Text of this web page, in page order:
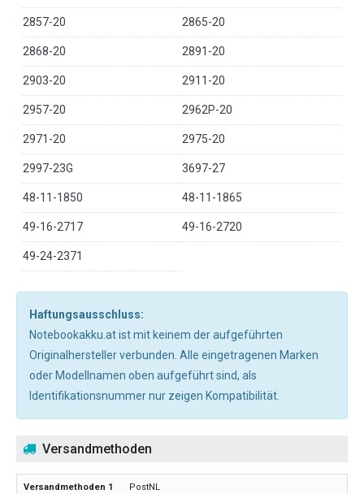
2857-20 2865-20
2868-20 2891-20
2903-20 2911-20
2957-20 2962P-20
2971-20 2975-20
2997-23G 3697-27
48-11-1850 48-11-1865
49-16-2717 49-16-2720
49-24-2371
Haftungsausschluss:
Notebookakku.at ist mit keinem der aufgeführten
Originalhersteller verbunden. Alle eingetragenen Marken
oder Modellnamen oben aufgeführt sind, als
Identifikationsnummer nur zeigen Kompatibilität.
Versandmethoden
PostNL